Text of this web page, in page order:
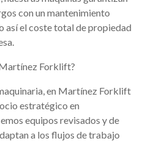
con un mantenimiento
así el coste total de propiedad
Forklift?
en Martínez Forklift
estratégico en
equipos revisados y de
a los flujos de trabajo